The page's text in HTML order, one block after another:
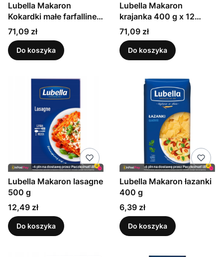
Lubella Makaron
Kokardki małe farfalline
400 g x 12 sztuk
Cena
71,09 zł
Do koszyka
Lubella Makaron
krajanka 400 g x 12
sztuk
Cena
71,09 zł
Do koszyka
Lubella Makaron lasagne
500 g
Cena
12,49 zł
Do koszyka
Lubella Makaron łazanki
400 g
Cena
6,39 zł
Do koszyka